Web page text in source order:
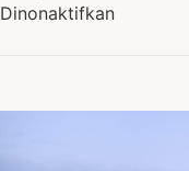
Dinonaktifkan